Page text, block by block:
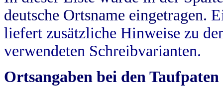
deutsche Ortsname eingetragen.
liefert zusätzliche Hinweise zu
verwendeten Schreibvarianten.
Ortsangaben bei den Taufpaten